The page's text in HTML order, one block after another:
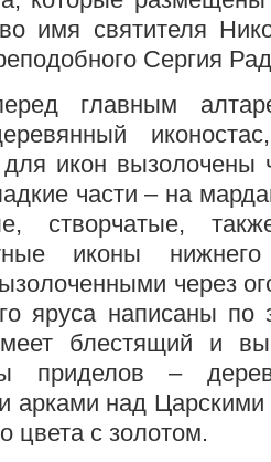
имя святителя
Сергия
главным
икон вызолочены
части – на
створчатые,
иконы
через
яруса написаны
блестящий и
приделов –
арками над
цвета с золотом.